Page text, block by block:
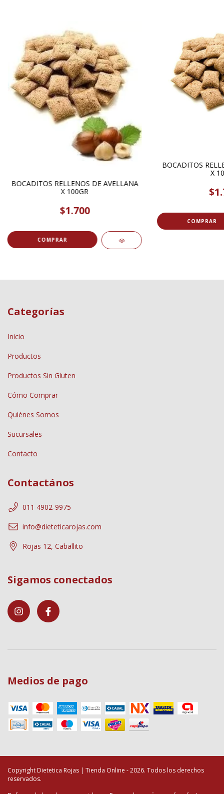
BOCADITOS RELLENOS DE AVELLANA
X 100GR
$1.700
COMPRAR
BOCADITOS
X
COMPRAR
Categorías
Inicio
Productos
Productos Sin Gluten
Cómo Comprar
Quiénes Somos
Sucursales
Contacto
Contactános
011 4902-9975
info@dieteticarojas.com
Rojas 12, Caballito
Sigamos conectados
Medios de pago
Copyright Dietetica Rojas | Tienda Online - 2026. Todos los derechos
reservados.